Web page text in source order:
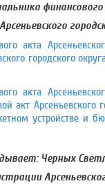
финансового
акта
городского
акта
Арсеньевского
устройстве и
Черных